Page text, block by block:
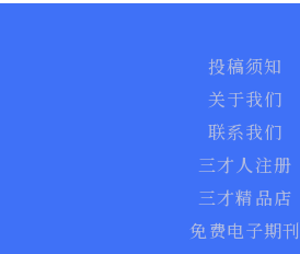
投稿须知
关于我们
联系我们
三才人注册
三才精品店
免费电子期刊